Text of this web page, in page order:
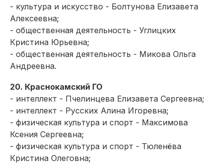
- культура и искусство - Болтунова Елизавета
Алексеевна;
- общественная деятельность - Углицких
Кристина Юрьевна;
- общественная деятельность - Микова Ольга
Андреевна.
20. Краснокамский ГО
- интеллект - Пчелинцева Елизавета Сергеевна;
- интеллект - Русских Алина Игоревна;
- физическая культура и спорт - Максимова
Ксения Сергеевна;
- физическая культура и спорт - Тюленёва
Кристина Олеговна;